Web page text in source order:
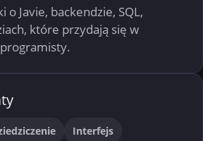
o Javie, backendzie, SQL,
które przydają się w
Interfejs